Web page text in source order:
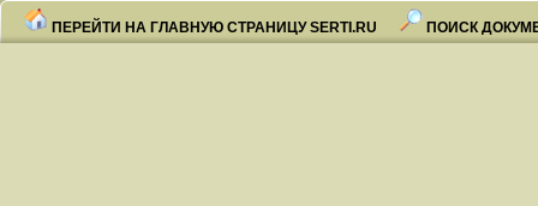
ПЕРЕЙТИ НА ГЛАВНУЮ СТРАНИЦУ SERTI.RU ПОИСК